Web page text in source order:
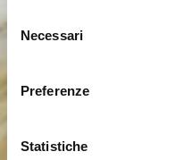
Selezione
delNecessari
Preferenze
Statistiche